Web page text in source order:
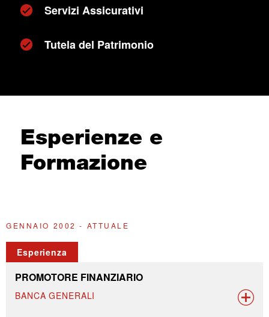
Servizi Assicurativi
Tutela del Patrimonio
Esperienze e
Formazione
GENNAIO 2002 - ATTUALE
Esperienza
PROMOTORE FINANZIARIO
BANCA GENERALI